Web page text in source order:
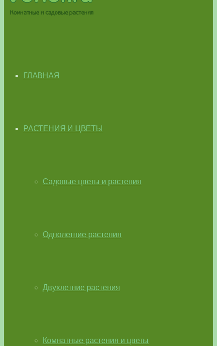
ГЛАВНАЯ
РАСТЕНИЯ И ЦВЕТЫ
Садовые цветы и растения
Однолетние растения
Двухлетние растения
Комнатные растения и цветы